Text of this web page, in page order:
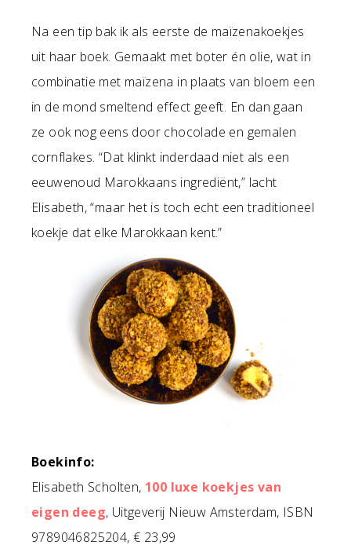
Na een tip bak ik als eerste de maïzenakoekjes
uit haar boek. Gemaakt met boter én olie, wat in
combinatie met maïzena in plaats van bloem een
in de mond smeltend effect geeft. En dan gaan
ze ook nog eens door chocolade en gemalen
cornflakes. “Dat klinkt inderdaad niet als een
eeuwenoud Marokkaans ingrediënt,” lacht
Elisabeth, “maar het is toch echt een traditioneel
koekje dat elke Marokkaan kent.”
Boekinfo:
Elisabeth Scholten, 100 luxe koekjes van
eigen deeg, Uitgeverij Nieuw Amsterdam, ISBN
9789046825204, € 23,99